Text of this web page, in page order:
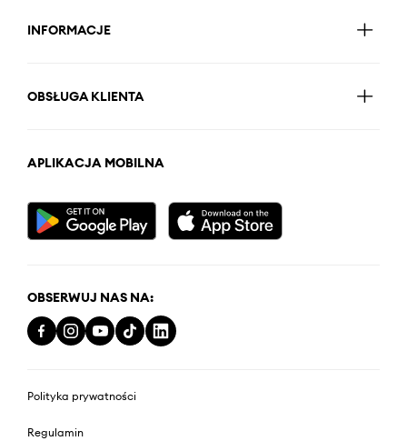
INFORMACJE
OBSŁUGA KLIENTA
APLIKACJA MOBILNA
OBSERWUJ NAS NA:
Polityka prywatności
Regulamin